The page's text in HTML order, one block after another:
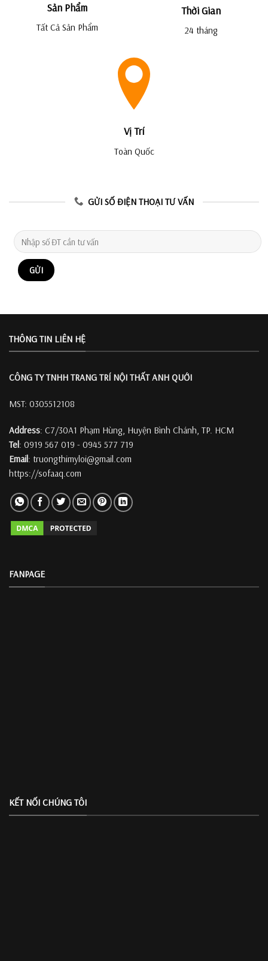
Sản Phẩm
Tất Cả Sản Phẩm
Thời Gian
24 tháng
Vị Trí
Toàn Quốc
GỬI SỐ ĐIỆN THOẠI TƯ VẤN
THÔNG TIN LIÊN HỆ
CÔNG TY TNHH TRANG TRÍ NỘI THẤT ANH QUỚI
MST: 0305512108
Address: C7/30A1 Phạm Hùng, Huyện Bình Chánh, TP. HCM
Tel: 0919 567 019 - 0945 577 719
Email: truongthimyloi@gmail.com
https://sofaaq.com
FANPAGE
KẾT NỐI CHÚNG TÔI